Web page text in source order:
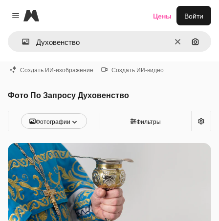
Close menu
Magnific
ОчиститьПоиск
Цены Войти
Создать ИИ-изображение Создать ИИ-видео
Фото По Запросу Духовенство
Фотографии Фильтры